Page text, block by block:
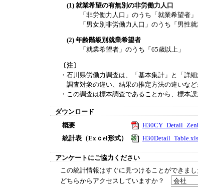
(1) 就業希望の有無別の非労働力人口
「非労働力人口」のうち「就業希望者」
「男女別非労働力人口」のうち「男性
(2) 年齢階級別就業希望者
「就業希望者」のうち「65歳以上」
〔注〕
・石川県労働力調査は、「基本集計」と「詳
調査対象の違い、結果の推定方法の違いなど
・この調査は標本調査であることから、標本誤
ダウンロード
概要
統計表（Exｃel形式）
H30Detail_Table.xls
アンケートにご協力ください
この統計情報はすぐに見つけることができま
どちらからアクセスしていますか？